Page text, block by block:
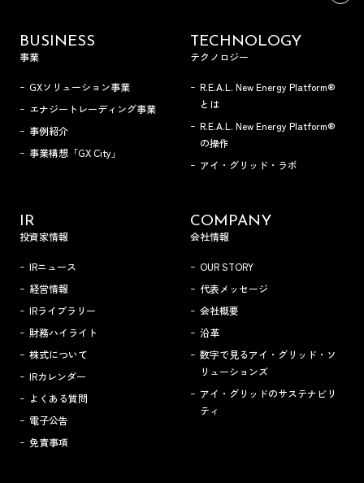
BUSINESS
事業
GXソリューション事業
エナジートレーディング事業
事例紹介
事業構想「GX City」
TECHNOLOGY
テクノロジー
R.E.A.L. New Energy Platform®
とは
R.E.A.L. New Energy Platform®
の操作
アイ・グリッド・ラボ
IR
投資家情報
IRニュース
経営情報
IRライブラリー
財務ハイライト
株式について
IRカレンダー
よくある質問
電子公告
免責事項
COMPANY
会社情報
OUR STORY
代表メッセージ
会社概要
沿革
数字で見るアイ・グリッド・ソ
リューションズ
アイ・グリッドのサステナビリ
ティ